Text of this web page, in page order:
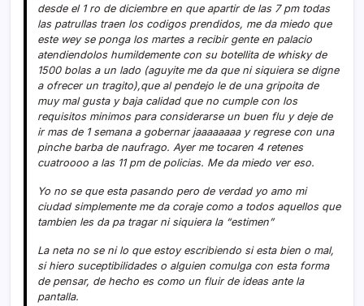
desde el 1 ro de diciembre en que apartir de las 7 pm todas
las patrullas traen los codigos prendidos, me da miedo que
este wey se ponga los martes a recibir gente en palacio
atendiendolos humildemente con su botellita de whisky de
1500 bolas a un lado (aguyite me da que ni siquiera se digne
a ofrecer un tragito),que al pendejo le de una gripoita de
muy mal gusta y baja calidad que no cumple con los
requisitos minimos para considerarse un buen flu y deje de
ir mas de 1 semana a gobernar jaaaaaaaa y regrese con una
pinche barba de naufrago. Ayer me tocaren 4 retenes
cuatroooo a las 11 pm de policias. Me da miedo ver eso.
Yo no se que esta pasando pero de verdad yo amo mi
ciudad simplemente me da coraje como a todos aquellos que
tambien les da pa tragar ni siquiera la “estimen”
La neta no se ni lo que estoy escribiendo si esta bien o mal,
si hiero suceptibilidades o alguien comulga con esta forma
de pensar, de hecho es como un fluir de ideas ante la
pantalla.